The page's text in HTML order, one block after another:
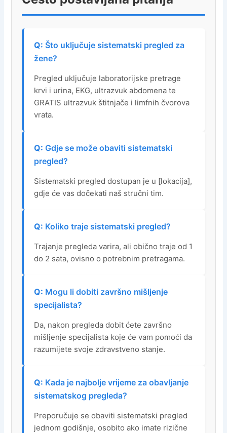
Što uključuje sistematski pregled za
žene?
Pregled uključuje laboratorijske pretrage
krvi i urina, EKG, ultrazvuk abdomena te
GRATIS ultrazvuk štitnjače i limfnih čvorova
vrata.
Gdje se može obaviti sistematski
pregled?
Sistematski pregled dostupan je u [lokacija],
gdje će vas dočekati naš stručni tim.
Koliko traje sistematski pregled?
Trajanje pregleda varira, ali obično traje od 1
do 2 sata, ovisno o potrebnim pretragama.
Mogu li dobiti završno mišljenje
specijalista?
Da, nakon pregleda dobit ćete završno
mišljenje specijalista koje će vam pomoći da
razumijete svoje zdravstveno stanje.
Kada je najbolje vrijeme za obavljanje
sistematskog pregleda?
Preporučuje se obaviti sistematski pregled
jednom godišnje, osobito ako imate rizične